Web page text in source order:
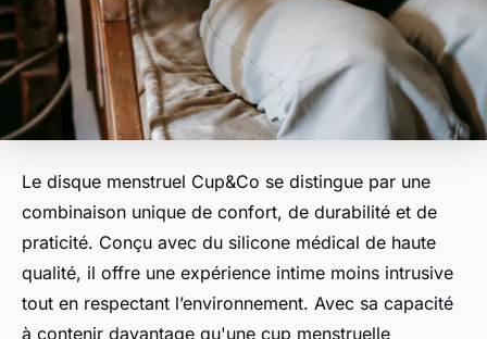
Le disque menstruel Cup&Co se distingue par une
combinaison unique de confort, de durabilité et de
praticité. Conçu avec du silicone médical de haute
qualité, il offre une expérience intime moins intrusive
tout en respectant l’environnement. Avec sa capacité
à contenir davantage qu'une cup menstruelle